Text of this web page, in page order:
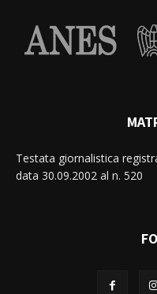
Testata giornalistica
data 30.09.2002 al n. 520